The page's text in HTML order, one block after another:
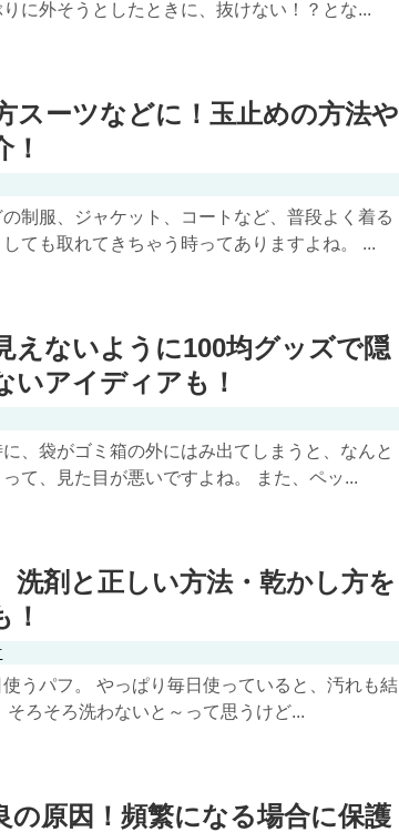
に外そうとしたときに、抜けない！？とな...
スーツなどに！玉止めの方法や
！
制服、ジャケット、コートなど、普段よく着る
ても取れてきちゃう時ってありますよね。 ...
えないように100均グッズで隠
いアイディアも！
、袋がゴミ箱の外にはみ出てしまうと、なんと
て、見た目が悪いですよね。 また、ペッ...
剤と正しい方法・乾かし方を
！
うパフ。 やっぱり毎日使っていると、汚れも結
ろそろ洗わないと～って思うけど...
の原因！頻繁になる場合に保護